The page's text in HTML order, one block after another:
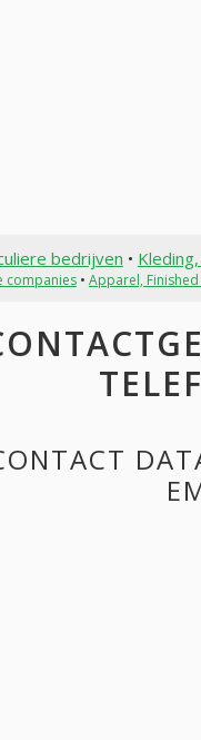
bedrijven •
companies• Apparel,